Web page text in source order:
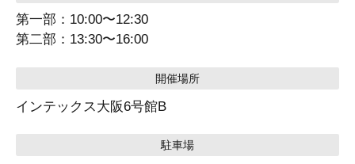
第一部：10:00〜12:30
第二部：13:30〜16:00
開催場所
インテックス大阪6号館B
駐車場